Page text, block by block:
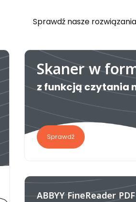
Sprawdź nasze rozwiązania
Skaner w
z funkcją czytania
Sprawdź
ABBYY FineReader